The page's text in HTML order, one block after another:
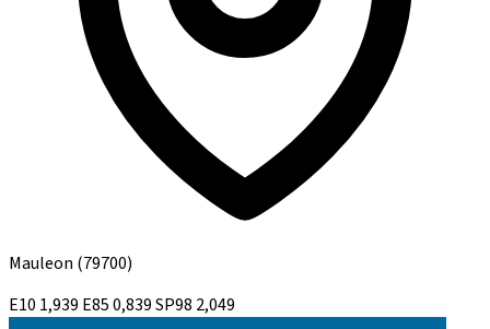
Mauleon (79700)
E10 1,939 E850,839SP98 2,049